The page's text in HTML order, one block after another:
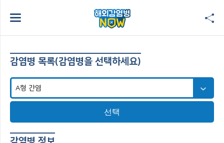
감염병 목록(감염병을 선택하세요)
선택